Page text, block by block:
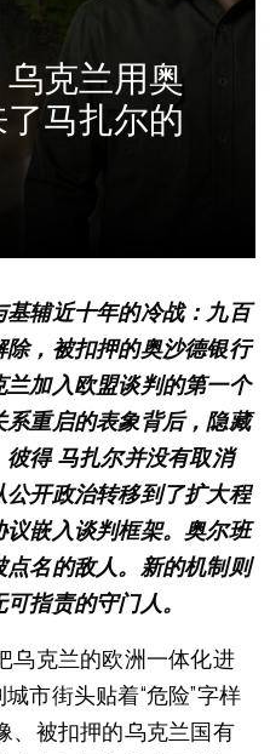
克兰用奥
马扎尔的
辅近十年的冷战：九百
，被扣押的奥沙德银行
加入欧盟谈判的第一个
重启的表象背后，隐藏
得 马扎尔并没有取消
开政治转移到了扩大程
嵌入谈判框架。奥尔班
名的敌人。新的机制则
指责的守门人。
乌克兰的欧洲一体化进
市街头贴着“危险”字样
、被扣押的乌克兰国有